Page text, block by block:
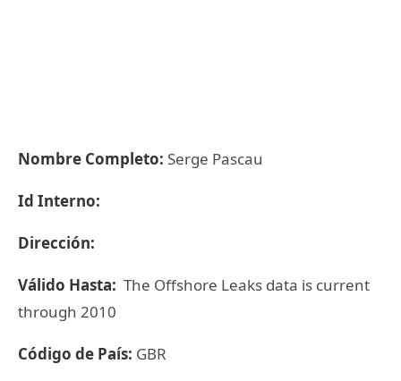
Nombre Completo: Serge Pascau
Id Interno:
Dirección:
Válido Hasta: The Offshore Leaks data is current
through 2010
Código de País: GBR